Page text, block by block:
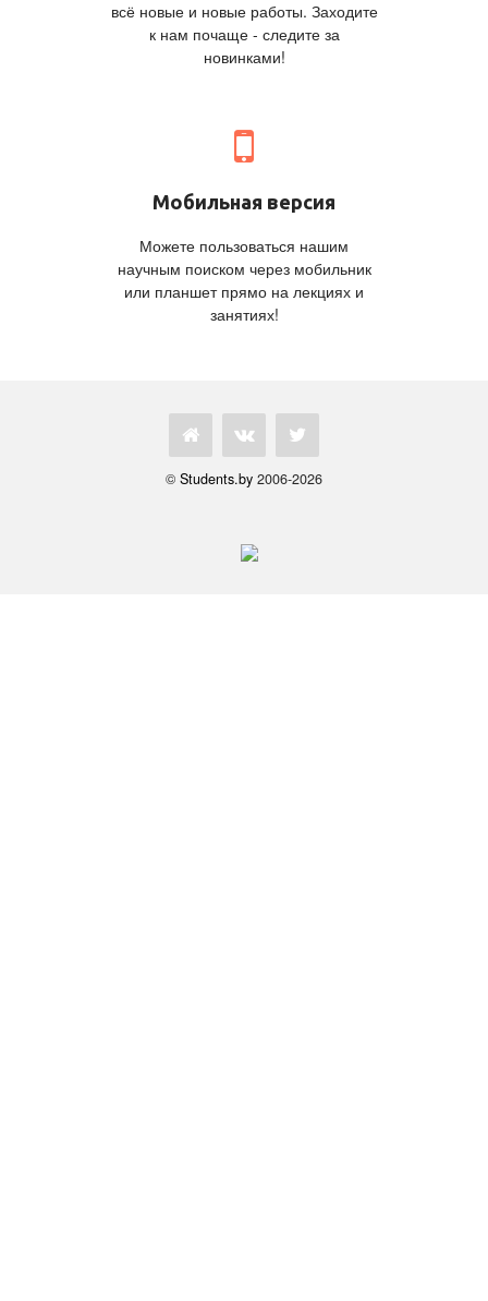
всё новые и новые работы. Заходите
к нам почаще - следите за
новинками!
Мобильная версия
Можете пользоваться нашим
научным поиском через мобильник
или планшет прямо на лекциях и
занятиях!
© Students.by 2006-2026